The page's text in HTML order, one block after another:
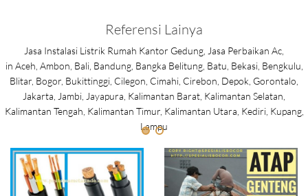
Referensi Lainya
Jasa Instalasi Listrik Rumah Kantor Gedung, Jasa Perbaikan Ac,
in Aceh, Ambon, Bali, Bandung, Bangka Belitung, Batu, Bekasi, Bengkulu,
Blitar, Bogor, Bukittinggi, Cilegon, Cimahi, Cirebon, Depok, Gorontalo,
Jakarta, Jambi, Jayapura, Kalimantan Barat, Kalimantan Selatan,
Kalimantan Tengah, Kalimantan Timur, Kalimantan Utara, Kediri, Kupang,
Lampu